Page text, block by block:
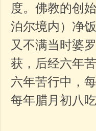
度。佛教的创
泊尔境内）净
又不满当时婆
获，后经六年
六年苦行中，
每年腊月初八